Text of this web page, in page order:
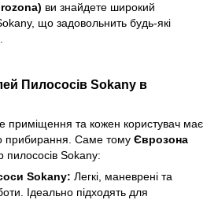
ви знайдете широкий
що задовольнить будь-які
Пилососів Sokany в
приміщення та кожен користувач має
прибирання. Саме тому Єврозона
пилососів Sokany:
Sokany: Легкі, маневрені та
Ідеально підходять для